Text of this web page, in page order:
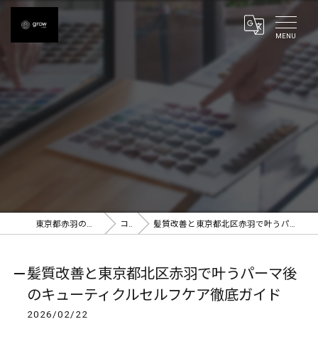
東京都赤羽の美容室ならgrow 赤羽 コラム 髪質改善と東京都北区赤羽で叶うパーマ後のキューティクルセルフケア徹底ガイド
髪質改善と東京都北区赤羽で叶うパーマ後
のキューティクルセルフケア徹底ガイド
2026/02/22